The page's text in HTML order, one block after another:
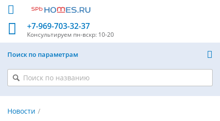
+7-969-703-32-37
Консультируем пн-вскр: 10-20
Поиск по параметрам
Новости